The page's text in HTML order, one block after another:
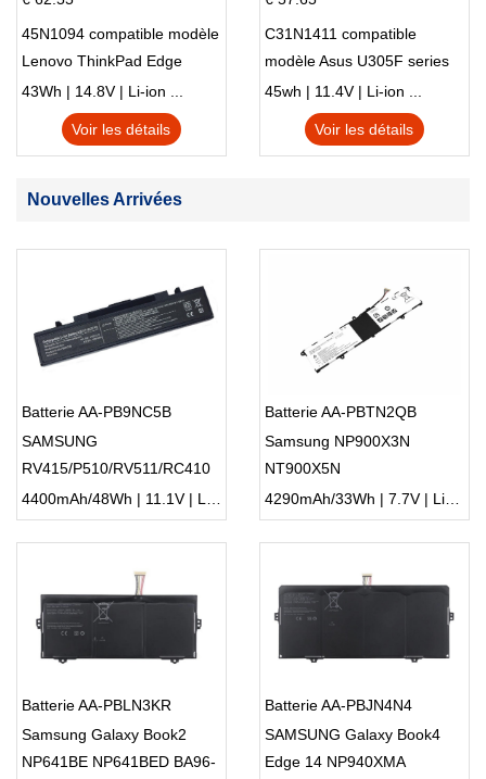
45N1094 compatible modèle
Lenovo ThinkPad Edge
S230u Twist
43Wh | 14.8V | Li-ion ...
Voir les détails
C31N1411 compatible
modèle Asus U305F series
45wh | 11.4V | Li-ion ...
Voir les détails
Nouvelles Arrivées
Batterie AA-PB9NC5B
SAMSUNG
RV415/P510/RV511/RC410
4400mAh/48Wh | 11.1V | Li-ion ...
Batterie AA-PBTN2QB
Samsung NP900X3N
NT900X5N
4290mAh/33Wh | 7.7V | Li-ion ...
Batterie AA-PBLN3KR
Samsung Galaxy Book2
NP641BE NP641BED BA96-
Batterie AA-PBJN4N4
SAMSUNG Galaxy Book4
Edge 14 NP940XMA